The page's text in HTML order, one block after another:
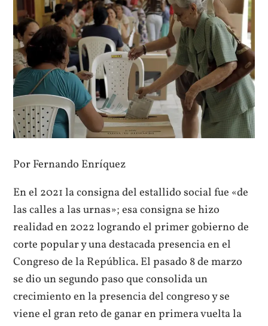
Por Fernando Enríquez
En el 2021 la consigna del estallido social fue «de
las calles a las urnas»; esa consigna se hizo
realidad en 2022 logrando el primer gobierno de
corte popular y una destacada presencia en el
Congreso de la República. El pasado 8 de marzo
se dio un segundo paso que consolida un
crecimiento en la presencia del congreso y se
viene el gran reto de ganar en primera vuelta la